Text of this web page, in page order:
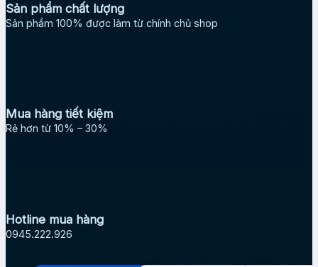
Sản phẩm chất lượng
Sản phẩm 100% được làm từ chính chủ shop
Mua hàng tiết kiệm
Rẻ hơn từ 10% – 30%
Hotline mua hàng
0945.222.926